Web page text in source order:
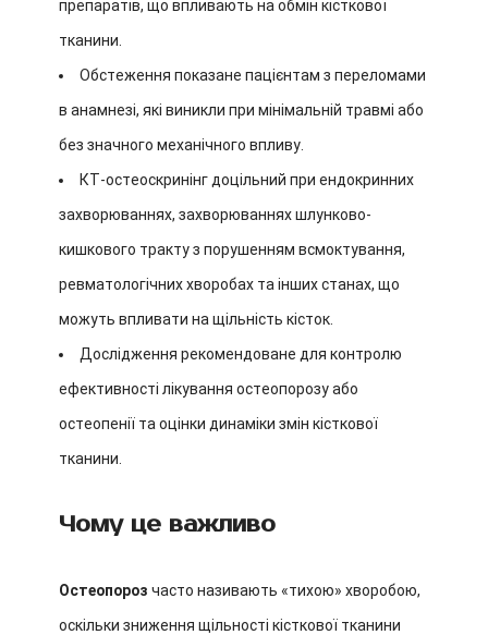
препаратів, що впливають на обмін кісткової
тканини.
Обстеження показане пацієнтам з переломами
в анамнезі, які виникли при мінімальній травмі або
без значного механічного впливу.
КТ-остеоскринінг доцільний при ендокринних
захворюваннях, захворюваннях шлунково-
кишкового тракту з порушенням всмоктування,
ревматологічних хворобах та інших станах, що
можуть впливати на щільність кісток.
Дослідження рекомендоване для контролю
ефективності лікування остеопорозу або
остеопенії та оцінки динаміки змін кісткової
тканини.
Чому це важливо
Остеопороз часто називають «тихою» хворобою,
оскільки зниження щільності кісткової тканини